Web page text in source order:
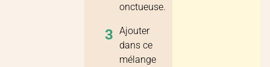
onctueuse.
3 Ajouter
dans ce
mélange